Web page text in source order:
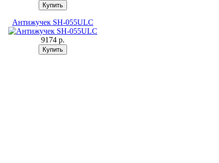
Антижучек SH-055ULС
9174 p.